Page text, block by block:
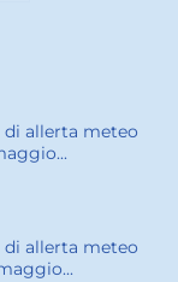
allerta meteo
allerta meteo